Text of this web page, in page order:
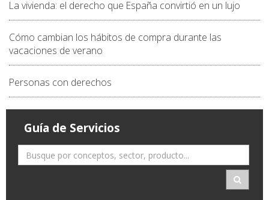
La vivienda: el derecho que España convirtió en un lujo
Cómo cambian los hábitos de compra durante las
vacaciones de verano
Personas con derechos
Guía de Servicios